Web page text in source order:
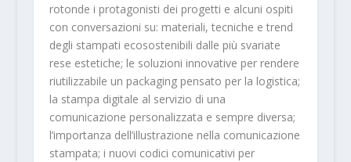
rotonde i protagonisti dei progetti e alcuni ospiti
con conversazioni su: materiali, tecniche e trend
degli stampati ecosostenibili dalle più svariate
rese estetiche; le soluzioni innovative per rendere
riutilizzabile un packaging pensato per la logistica;
la stampa digitale al servizio di una
comunicazione personalizzata e sempre diversa;
l’importanza dell’illustrazione nella comunicazione
stampata; i nuovi codici comunicativi per